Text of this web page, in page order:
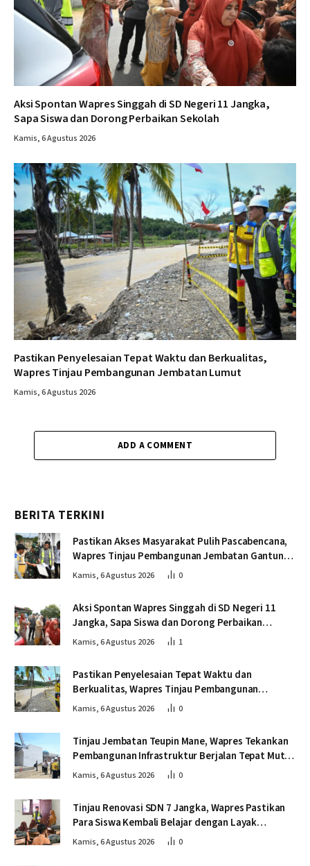
Aksi Spontan Wapres Singgah di SD Negeri 11 Jangka,
Sapa Siswa dan Dorong Perbaikan Sekolah
Kamis, 6 Agustus 2026
Pastikan Penyelesaian Tepat Waktu dan Berkualitas,
Wapres Tinjau Pembangunan Jembatan Lumut
Kamis, 6 Agustus 2026
ADD A COMMENT
BERITA TERKINI
Pastikan Akses Masyarakat Pulih Pascabencana,
Wapres Tinjau Pembangunan Jembatan Gantung
Kendawi
Kamis, 6 Agustus 2026 0
Aksi Spontan Wapres Singgah di SD Negeri 11
Jangka, Sapa Siswa dan Dorong Perbaikan
Sekolah
Kamis, 6 Agustus 2026 1
Pastikan Penyelesaian Tepat Waktu dan
Berkualitas, Wapres Tinjau Pembangunan
Jembatan Lumut
Kamis, 6 Agustus 2026 0
Tinjau Jembatan Teupin Mane, Wapres Tekankan
Pembangunan Infrastruktur Berjalan Tepat Mutu
dan Tepat Waktu
Kamis, 6 Agustus 2026 0
Tinjau Renovasi SDN 7 Jangka, Wapres Pastikan
Para Siswa Kembali Belajar dengan Layak
Pascabencana
Kamis, 6 Agustus 2026 0